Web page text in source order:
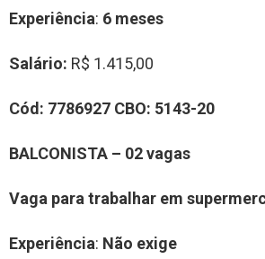
Experiência: 6 meses
Salário: R$ 1.415,00
Cód: 7786927 CBO: 5143-20
BALCONISTA – 02vagas
Vaga para trabalhar em
Experiência: Não exige